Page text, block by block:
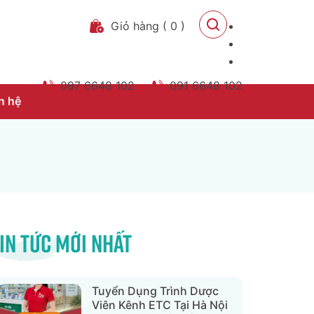
Giỏ hàng ( 0 )
097 6648 102
091 6648 102
hệ
tức mới nhất
Tuyển Dụng Trình Dược
Viên Kênh ETC Tại Hà Nội